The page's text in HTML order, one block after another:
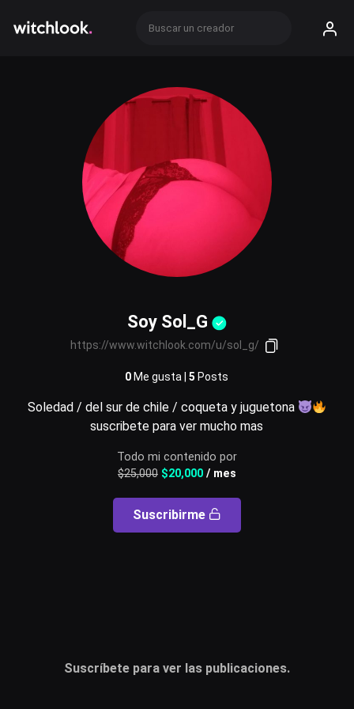
Soy Sol_G
https://www.witchlook.com/u/sol_g/
0 Me gusta |5 Posts
Soledad / del sur de chile / coqueta y juguetona
suscribete para ver mucho mas
Todo mi contenido por
$25,000 $20,000 / mes
Suscribirme
Suscríbete para ver las publicaciones.